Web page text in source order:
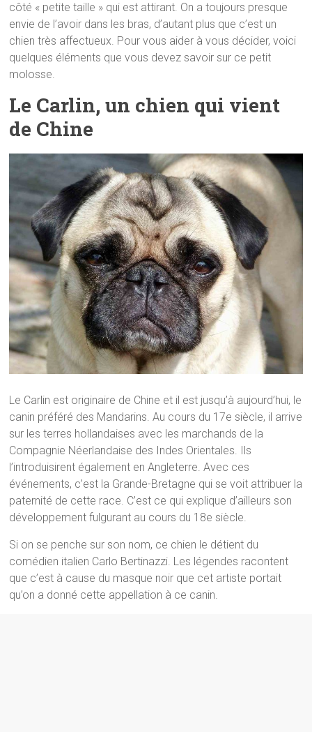
côté « petite taille » qui est attirant. On a toujours presque
envie de l’avoir dans les bras, d’autant plus que c’est un
chien très affectueux. Pour vous aider à vous décider, voici
quelques éléments que vous devez savoir sur ce petit
molosse.
Le Carlin, un chien qui vient
de Chine
Le Carlin est originaire de Chine et il est jusqu’à aujourd’hui, le
canin préféré des Mandarins. Au cours du 17e siècle, il arrive
sur les terres hollandaises avec les marchands de la
Compagnie Néerlandaise des Indes Orientales. Ils
l’introduisirent également en Angleterre. Avec ces
événements, c’est la Grande-Bretagne qui se voit attribuer la
paternité de cette race. C’est ce qui explique d’ailleurs son
développement fulgurant au cours du 18e siècle.
Si on se penche sur son nom, ce chien le détient du
comédien italien Carlo Bertinazzi. Les légendes racontent
que c’est à cause du masque noir que cet artiste portait
qu’on a donné cette appellation à ce canin.